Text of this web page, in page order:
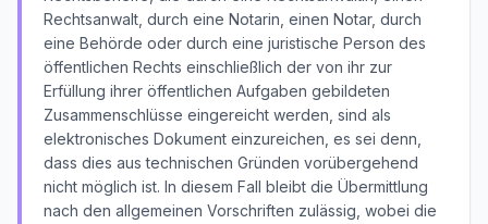
Rechtsanwalt, durch eine Notarin, einen Notar, durch
eine Behörde oder durch eine juristische Person des
öffentlichen Rechts einschließlich der von ihr zur
Erfüllung ihrer öffentlichen Aufgaben gebildeten
Zusammenschlüsse eingereicht werden, sind als
elektronisches Dokument einzureichen, es sei denn,
dass dies aus technischen Gründen vorübergehend
nicht möglich ist. In diesem Fall bleibt die Übermittlung
nach den allgemeinen Vorschriften zulässig, wobei die